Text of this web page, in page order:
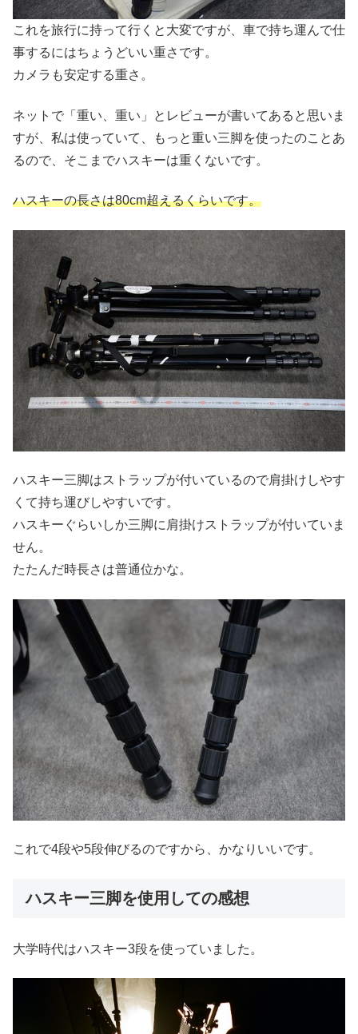
これを旅行に持って行くと大変ですが、車で持ち運んで仕
事するにはちょうどいい重さです。
カメラも安定する重さ。
ネットで「重い、重い」とレビューが書いてあると思いま
すが、私は使っていて、もっと重い三脚を使ったのことあ
るので、そこまでハスキーは重くないです。
ハスキーの長さは80cm超えるくらいです。
ハスキー三脚はストラップが付いているので肩掛けしやす
くて持ち運びしやすいです。
ハスキーぐらいしか三脚に肩掛けストラップが付いていま
せん。
たたんだ時長さは普通位かな。
これで4段や5段伸びるのですから、かなりいいです。
ハスキー三脚を使用しての感想
大学時代はハスキー3段を使っていました。